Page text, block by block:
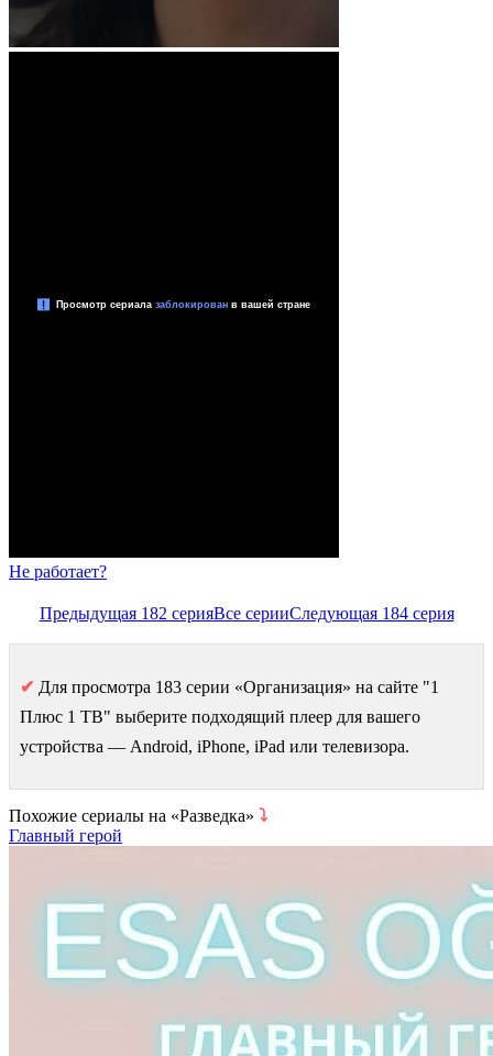
Не работает?
Предыдущая 182 серияВсе серииСледующая 184 серия
✔ Для просмотра 183 серии «Организация» на сайте "1
Плюс 1 ТВ" выберите подходящий плеер для вашего
устройства — Android, iPhone, iPad или телевизора.
Похожие сериалы на «Разведка» ⤵
Главный герой